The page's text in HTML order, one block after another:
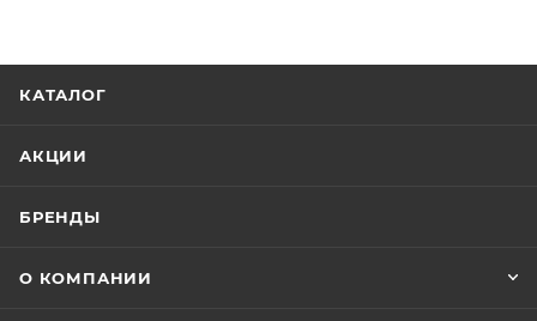
КАТАЛОГ
АКЦИИ
БРЕНДЫ
О КОМПАНИИ